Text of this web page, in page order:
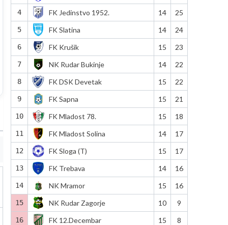
4 FK Jedinstvo 1952. 14 25
5 FK Slatina 14 24
6 FK Krušik 15 23
7 NK Rudar Bukinje 14 22
8 FK DSK Devetak 15 22
9 FK Sapna 15 21
10 FK Mladost 78. 15 18
11 FK Mladost Solina 14 17
12 FK Sloga (T) 15 17
13 FK Trebava 14 16
14 NK Mramor 15 16
15 NK Rudar Zagorje 10 9
16 FK 12.Decembar 15 8